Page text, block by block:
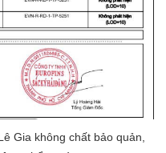
Gia không chất bảo quản,